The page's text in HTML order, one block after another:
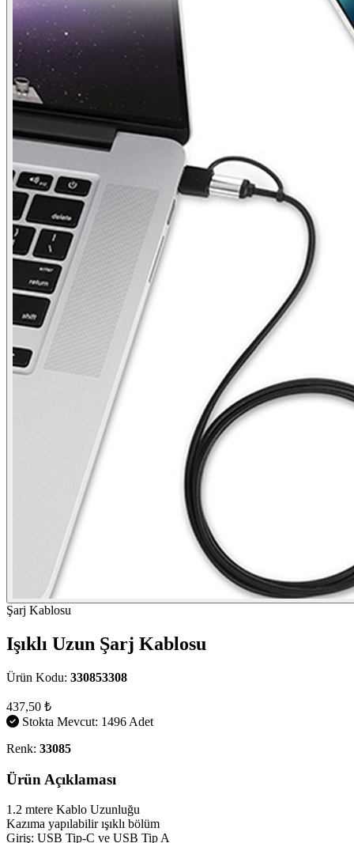
Şarj Kablosu
Işıklı Uzun Şarj Kablosu
Ürün Kodu: 330853308
437,50 ₺
Stokta Mevcut: 1496 Adet
Renk: 33085
Ürün Açıklaması
1.2 mtere Kablo Uzunluğu
Kazıma yapılabilir ışıklı bölüm
Giriş: USB Tip-C ve USB Tip A